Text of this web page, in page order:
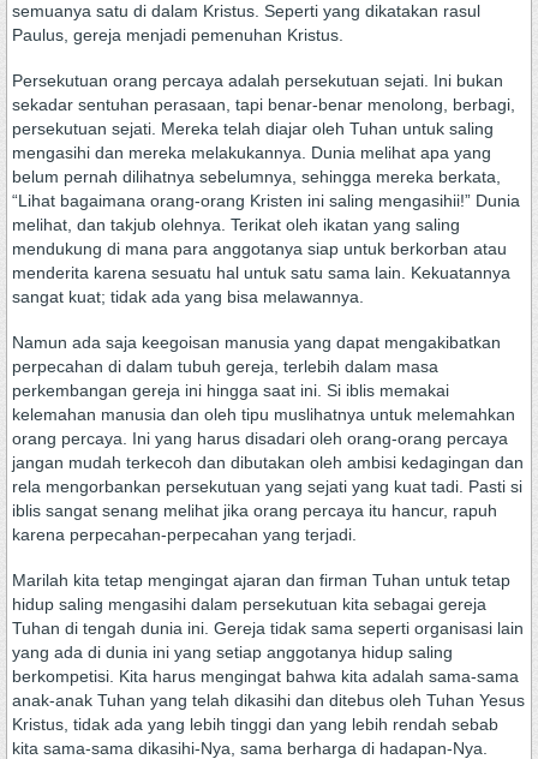
semuanya satu di dalam Kristus. Seperti yang dikatakan rasul
Paulus, gereja menjadi pemenuhan Kristus.
Persekutuan orang percaya adalah persekutuan sejati. Ini bukan
sekadar sentuhan perasaan, tapi benar-benar menolong, berbagi,
persekutuan sejati. Mereka telah diajar oleh Tuhan untuk saling
mengasihi dan mereka melakukannya. Dunia melihat apa yang
belum pernah dilihatnya sebelumnya, sehingga mereka berkata,
“Lihat bagaimana orang-orang Kristen ini saling mengasihii!” Dunia
melihat, dan takjub olehnya. Terikat oleh ikatan yang saling
mendukung di mana para anggotanya siap untuk berkorban atau
menderita karena sesuatu hal untuk satu sama lain. Kekuatannya
sangat kuat; tidak ada yang bisa melawannya.
Namun ada saja keegoisan manusia yang dapat mengakibatkan
perpecahan di dalam tubuh gereja, terlebih dalam masa
perkembangan gereja ini hingga saat ini. Si iblis memakai
kelemahan manusia dan oleh tipu muslihatnya untuk melemahkan
orang percaya. Ini yang harus disadari oleh orang-orang percaya
jangan mudah terkecoh dan dibutakan oleh ambisi kedagingan dan
rela mengorbankan persekutuan yang sejati yang kuat tadi. Pasti si
iblis sangat senang melihat jika orang percaya itu hancur, rapuh
karena perpecahan-perpecahan yang terjadi.
Marilah kita tetap mengingat ajaran dan firman Tuhan untuk tetap
hidup saling mengasihi dalam persekutuan kita sebagai gereja
Tuhan di tengah dunia ini. Gereja tidak sama seperti organisasi lain
yang ada di dunia ini yang setiap anggotanya hidup saling
berkompetisi. Kita harus mengingat bahwa kita adalah sama-sama
anak-anak Tuhan yang telah dikasihi dan ditebus oleh Tuhan Yesus
Kristus, tidak ada yang lebih tinggi dan yang lebih rendah sebab
kita sama-sama dikasihi-Nya, sama berharga di hadapan-Nya.